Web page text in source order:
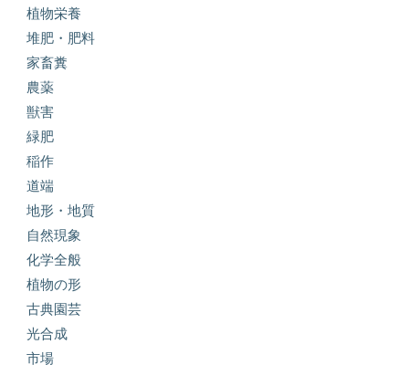
植物栄養
堆肥・肥料
家畜糞
農薬
獣害
緑肥
稲作
道端
地形・地質
自然現象
化学全般
植物の形
古典園芸
光合成
市場